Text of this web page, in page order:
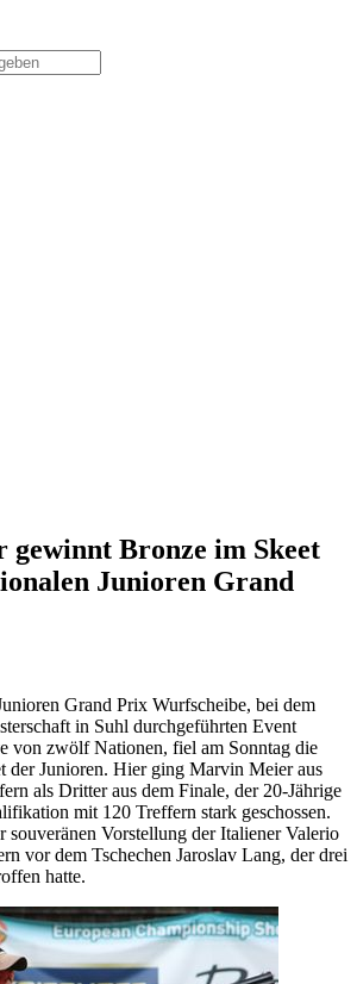
Bronze im Skeet
Junioren Grand
Grand Prix Wurfscheibe, bei dem
in Suhl durchgeführten Event
von zwölf Nationen, fiel am Sonntag die
der Junioren. Hier ging Marvin Meier aus
als Dritter aus dem Finale, der 20-Jährige
mit 120 Treffern stark geschossen.
souveränen Vorstellung der Italiener Valerio
vor dem Tschechen Jaroslav Lang, der drei
hatte.